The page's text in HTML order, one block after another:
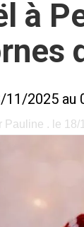
à
11/2025 au
Pauline . le 18/